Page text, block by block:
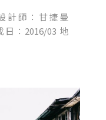
計師：甘捷曼
日：2016/03 地